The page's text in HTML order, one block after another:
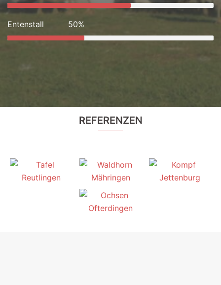
Entenstall 50%
REFERENZEN